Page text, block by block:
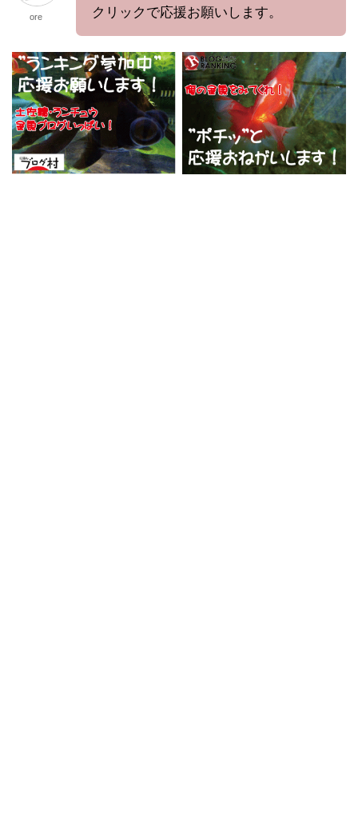
ore
クリックで応援お願いします。